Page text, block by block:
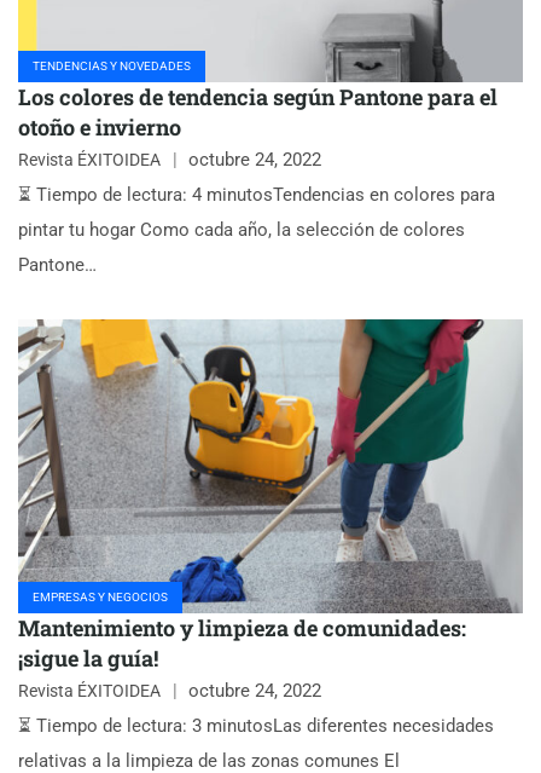
TENDENCIAS Y NOVEDADES
Los colores de tendencia según Pantone para el
otoño e invierno
Revista ÉXITOIDEA
octubre 24, 2022
⏳ Tiempo de lectura: 4 minutosTendencias en colores para
pintar tu hogar Como cada año, la selección de colores
Pantone…
EMPRESAS Y NEGOCIOS
Mantenimiento y limpieza de comunidades:
¡sigue la guía!
Revista ÉXITOIDEA
octubre 24, 2022
⏳ Tiempo de lectura: 3 minutosLas diferentes necesidades
relativas a la limpieza de las zonas comunes El